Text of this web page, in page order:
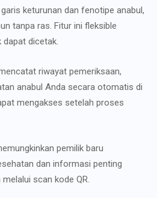
keturunan dan fenotipe anabul,
tanpa ras. Fitur ini fleksible
dapat dicetak.
riwayat pemeriksaan,
anabul Anda secara otomatis di
mengakses setelah proses
pemilik baru
dan informasi penting
scan kode QR.